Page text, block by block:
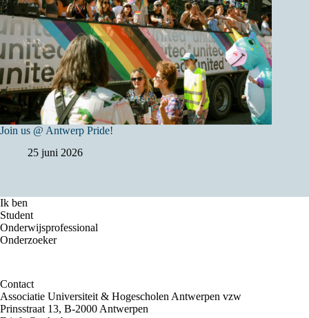
Join us @ Antwerp Pride!
25 juni 2026
Ik ben
Student
Onderwijsprofessional
Onderzoeker
Contact
Associatie Universiteit & Hogescholen Antwerpen vzw
Prinsstraat 13, B-2000 Antwerpen